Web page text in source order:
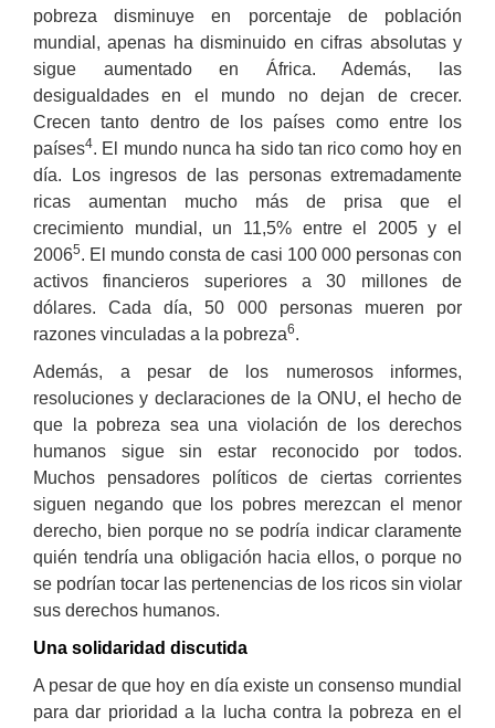
pobreza disminuye en porcentaje de población
mundial, apenas ha disminuido en cifras absolutas y
sigue aumentado en África. Además, las
desigualdades en el mundo no dejan de crecer.
Crecen tanto dentro de los países como entre los
países4. El mundo nunca ha sido tan rico como hoy en
día. Los ingresos de las personas extremadamente
ricas aumentan mucho más de prisa que el
crecimiento mundial, un 11,5% entre el 2005 y el
20065. El mundo consta de casi 100 000 personas con
activos financieros superiores a 30 millones de
dólares. Cada día, 50 000 personas mueren por
razones vinculadas a la pobreza6.
Además, a pesar de los numerosos informes,
resoluciones y declaraciones de la ONU, el hecho de
que la pobreza sea una violación de los derechos
humanos sigue sin estar reconocido por todos.
Muchos pensadores políticos de ciertas corrientes
siguen negando que los pobres merezcan el menor
derecho, bien porque no se podría indicar claramente
quién tendría una obligación hacia ellos, o porque no
se podrían tocar las pertenencias de los ricos sin violar
sus derechos humanos.
Una solidaridad discutida
A pesar de que hoy en día existe un consenso mundial
para dar prioridad a la lucha contra la pobreza en el